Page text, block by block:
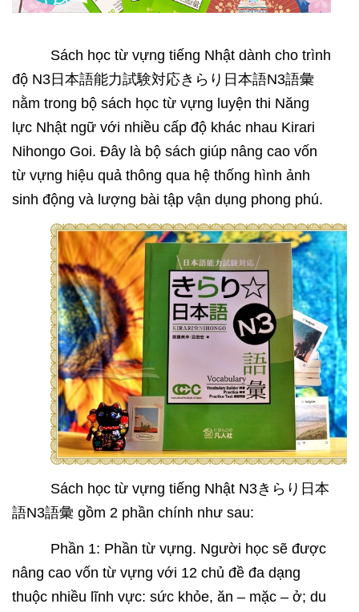
Sách học từ vựng tiếng Nhật dành cho trình
độ N3 日本語能力試験対応きらり日本語N3語彙
nằm trong bộ sách học từ vựng luyện thi Năng
lực Nhật ngữ với nhiều cấp độ khác nhau Kirari
Nihongo Goi. Đây là bộ sách giúp nâng cao vốn
từ vựng hiệu quả thông qua hệ thống hình ảnh
sinh động và lượng bài tập vận dụng phong phú.
Sách học từ vựng tiếng Nhật N3きらり日本
語N3語彙 gồm 2 phần chính như sau:
Phần 1: Phần từ vựng. Người học sẽ được
nâng cao vốn từ vựng với 12 chủ đề đa dạng
thuộc nhiều lĩnh vực: sức khỏe, ăn – mặc – ở; du